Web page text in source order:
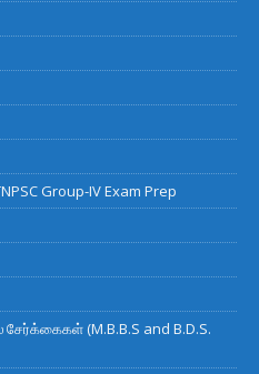
Group-IV Exam Prep
சேர்க்கைகள் (M.B.B.S and B.D.S.